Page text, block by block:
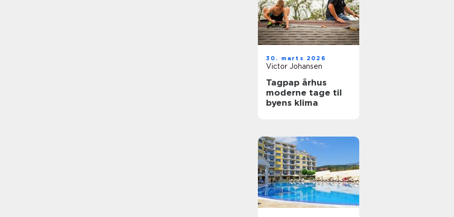
30. marts 2026
Victor Johansen
Tagpap århus
moderne tage til
byens klima